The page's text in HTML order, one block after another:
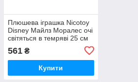
Плюшева іграшка Nicotoy
Disney Майлз Моралес очі
світяться в темряві 25 см
561 ₴
Купити